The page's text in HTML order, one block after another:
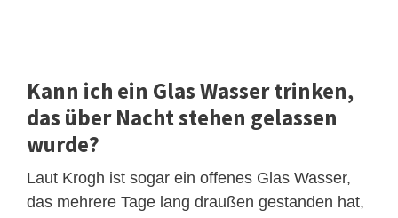
Kann ich ein Glas Wasser trinken,
das über Nacht stehen gelassen
wurde?
Laut Krogh ist sogar ein offenes Glas Wasser,
das mehrere Tage lang draußen gestanden hat,